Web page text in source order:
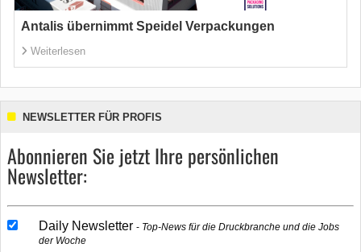
Antalis übernimmt Speidel Verpackungen
Weiterlesen
NEWSLETTER FÜR PROFIS
Abonnieren Sie jetzt Ihre persönlichen
Newsletter:
Daily Newsletter
Top-News für die Druckbranche und die Jobs
der Woche